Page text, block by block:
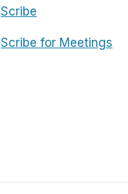
Scribe
Scribe for Meetings